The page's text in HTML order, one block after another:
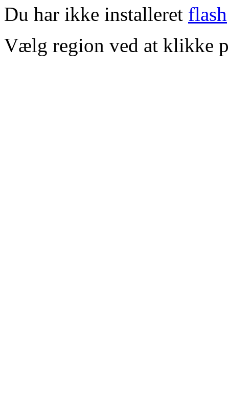
Du har ikke installeret flash
Vælg region ved at klikke